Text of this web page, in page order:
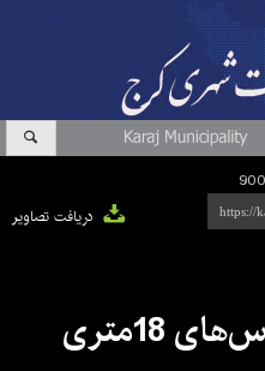
دریافت تصاویر
آیین رونمایی از اتوبوس‌های 18متری